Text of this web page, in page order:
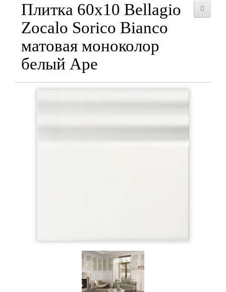
Плитка 60x10 Bellagio
Zocalo Sorico Bianco
матовая моноколор
белый Ape